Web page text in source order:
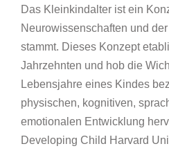
Das Kleinkindalter ist ein
Neurowissenschaften und
stammt. Dieses Konzept
Jahrzehnten und hob die
Lebensjahre eines Kindes
physischen, kognitiven,
emotionalen Entwicklung
Developing Child Harvard